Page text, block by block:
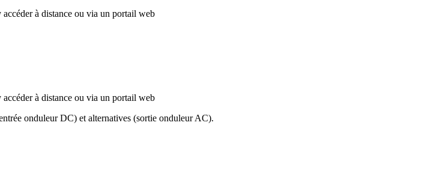
à distance ou via un portail web
à distance ou via un portail web
onduleur DC) et alternatives (sortie onduleur AC).